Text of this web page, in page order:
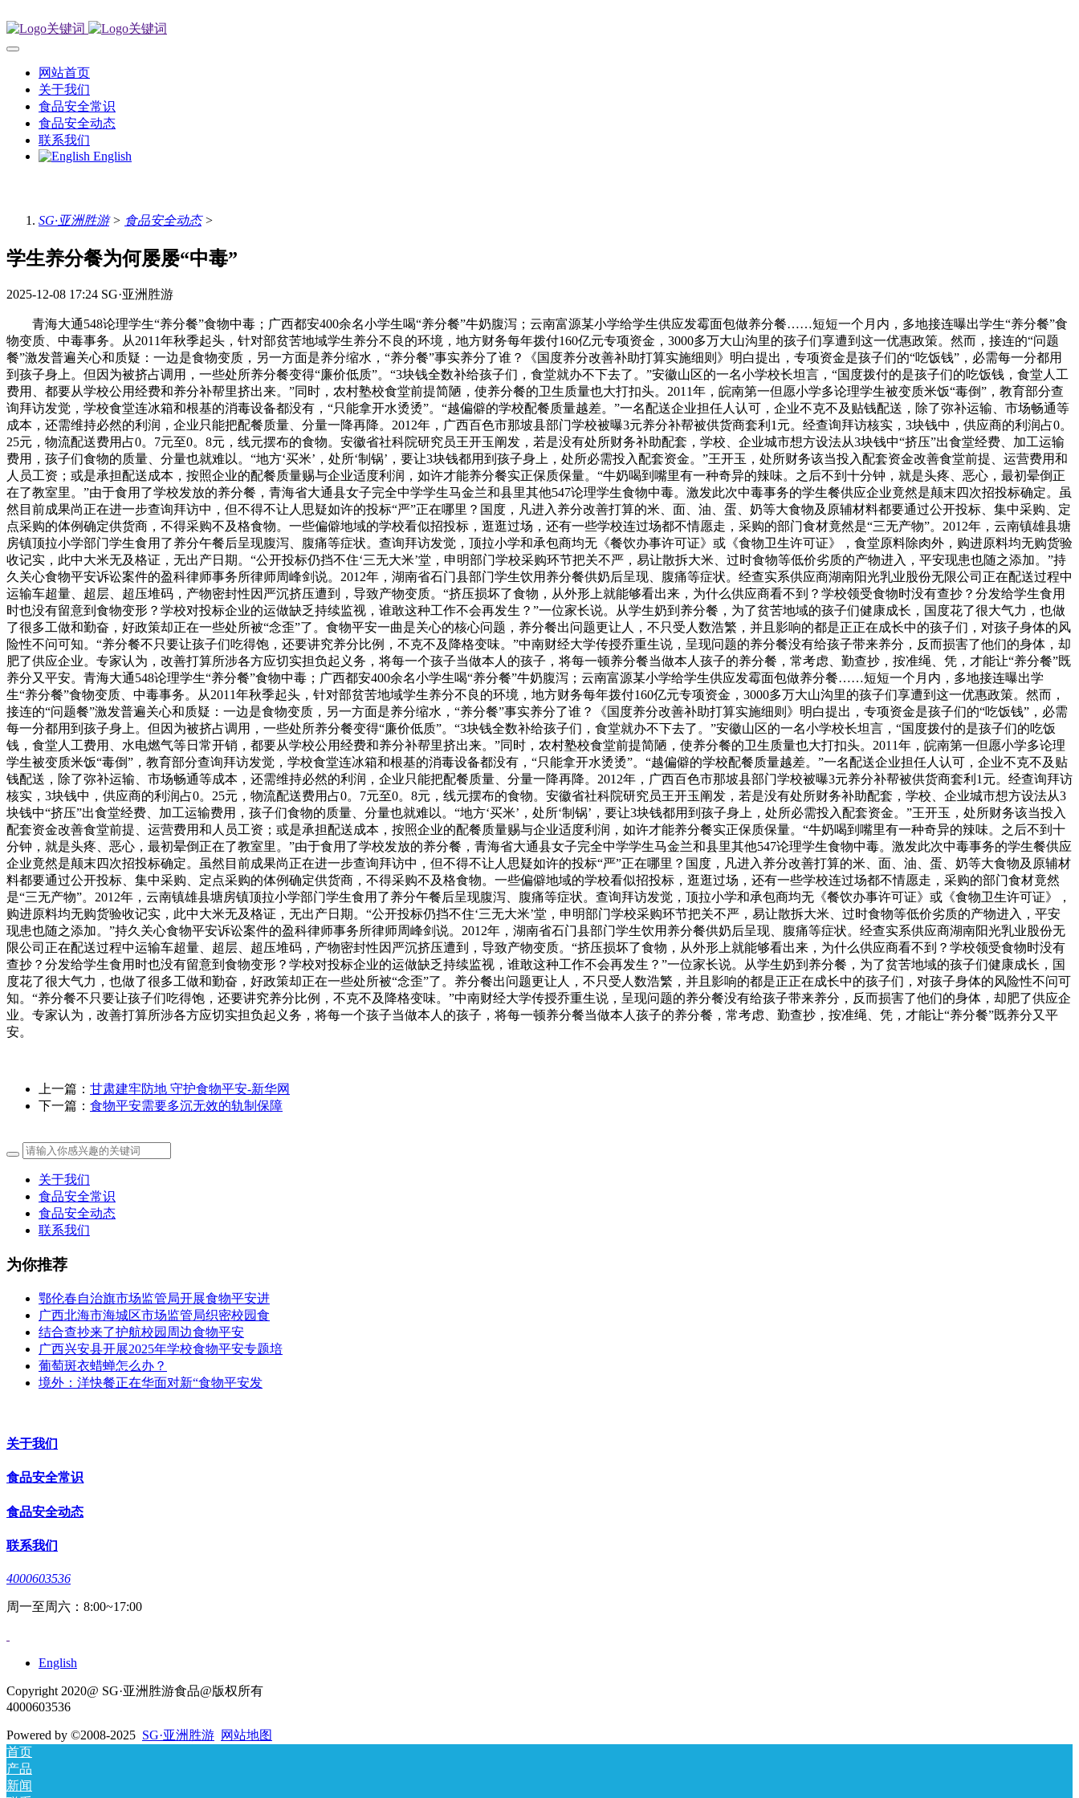
网站首页
关于我们
食品安全常识
食品安全动态
联系我们
English
SG·亚洲胜游> 食品安全动态>
学生养分餐为何屡屡“中毒”
2025-12-08 17:24 SG·亚洲胜游
青海大通548论理学生“养分餐”食物中毒；广西都安400余名小学生喝“养分餐”牛奶腹泻；云南富源某小学给学生供应发霉面包做养分餐……短短一个月内，多地接连曝出学生“养分餐”食
物变质、中毒事务。从2011年秋季起头，针对部贫苦地域学生养分不良的环境，地方财务每年拨付160亿元专项资金，3000多万大山沟里的孩子们享遭到这一优惠政策。然而，接连的“问题
餐”激发普遍关心和质疑：一边是食物变质，另一方面是养分缩水，“养分餐”事实养分了谁？《国度养分改善补助打算实施细则》明白提出，专项资金是孩子们的“吃饭钱”，必需每一分都用
到孩子身上。但因为被挤占调用，一些处所养分餐变得“廉价低质”。“3块钱全数补给孩子们，食堂就办不下去了。”安徽山区的一名小学校长坦言，“国度拨付的是孩子们的吃饭钱，食堂人工
费用、都要从学校公用经费和养分补帮里挤出来。”同时，农村塾校食堂前提简陋，使养分餐的卫生质量也大打扣头。2011年，皖南第一但愿小学多论理学生被变质米饭“毒倒”，教育部分查
询拜访发觉，学校食堂连冰箱和根基的消毒设备都没有，“只能拿开水烫烫”。“越偏僻的学校配餐质量越差。”一名配送企业担任人认可，企业不克不及贴钱配送，除了弥补运输、市场畅通等
成本，还需维持必然的利润，企业只能把配餐质量、分量一降再降。2012年，广西百色市那坡县部门学校被曝3元养分补帮被供货商套利1元。经查询拜访核实，3块钱中，供应商的利润占0。
25元，物流配送费用占0。7元至0。8元，线元摆布的食物。安徽省社科院研究员王开玉阐发，若是没有处所财务补助配套，学校、企业城市想方设法从3块钱中“挤压”出食堂经费、加工运输
费用，孩子们食物的质量、分量也就难以。“地方‘买米’，处所‘制锅’，要让3块钱都用到孩子身上，处所必需投入配套资金。”王开玉，处所财务该当投入配套资金改善食堂前提、运营费用和
人员工资；或是承担配送成本，按照企业的配餐质量赐与企业适度利润，如许才能养分餐实正保质保量。“牛奶喝到嘴里有一种奇异的辣味。之后不到十分钟，就是头疼、恶心，最初晕倒正
在了教室里。”由于食用了学校发放的养分餐，青海省大通县女子完全中学学生马金兰和县里其他547论理学生食物中毒。激发此次中毒事务的学生餐供应企业竟然是颠末四次招投标确定。虽
然目前成果尚正在进一步查询拜访中，但不得不让人思疑如许的投标“严”正在哪里？国度，凡进入养分改善打算的米、面、油、蛋、奶等大食物及原辅材料都要通过公开投标、集中采购、定
点采购的体例确定供货商，不得采购不及格食物。一些偏僻地域的学校看似招投标，逛逛过场，还有一些学校连过场都不情愿走，采购的部门食材竟然是“三无产物”。2012年，云南镇雄县塘
房镇顶拉小学部门学生食用了养分午餐后呈现腹泻、腹痛等症状。查询拜访发觉，顶拉小学和承包商均无《餐饮办事许可证》或《食物卫生许可证》，食堂原料除肉外，购进原料均无购货验
收记实，此中大米无及格证，无出产日期。“公开投标仍挡不住‘三无大米’堂，申明部门学校采购环节把关不严，易让散拆大米、过时食物等低价劣质的产物进入，平安现患也随之添加。”持
久关心食物平安诉讼案件的盈科律师事务所律师周峰剑说。2012年，湖南省石门县部门学生饮用养分餐供奶后呈现、腹痛等症状。经查实系供应商湖南阳光乳业股份无限公司正在配送过程中
运输车超量、超层、超压堆码，产物密封性因严沉挤压遭到，导致产物变质。“挤压损坏了食物，从外形上就能够看出来，为什么供应商看不到？学校领受食物时没有查抄？分发给学生食用
时也没有留意到食物变形？学校对投标企业的运做缺乏持续监视，谁敢这种工作不会再发生？”一位家长说。从学生奶到养分餐，为了贫苦地域的孩子们健康成长，国度花了很大气力，也做
了很多工做和勤奋，好政策却正在一些处所被“念歪”了。食物平安一曲是关心的核心问题，养分餐出问题更让人，不只受人数浩繁，并且影响的都是正正在成长中的孩子们，对孩子身体的风
险性不问可知。“养分餐不只要让孩子们吃得饱，还要讲究养分比例，不克不及降格变味。”中南财经大学传授乔重生说，呈现问题的养分餐没有给孩子带来养分，反而损害了他们的身体，却
肥了供应企业。专家认为，改善打算所涉各方应切实担负起义务，将每一个孩子当做本人的孩子，将每一顿养分餐当做本人孩子的养分餐，常考虑、勤查抄，按准绳、凭，才能让“养分餐”既
养分又平安。青海大通548论理学生“养分餐”食物中毒；广西都安400余名小学生喝“养分餐”牛奶腹泻；云南富源某小学给学生供应发霉面包做养分餐……短短一个月内，多地接连曝出学
生“养分餐”食物变质、中毒事务。从2011年秋季起头，针对部贫苦地域学生养分不良的环境，地方财务每年拨付160亿元专项资金，3000多万大山沟里的孩子们享遭到这一优惠政策。然而，
接连的“问题餐”激发普遍关心和质疑：一边是食物变质，另一方面是养分缩水，“养分餐”事实养分了谁？《国度养分改善补助打算实施细则》明白提出，专项资金是孩子们的“吃饭钱”，必需
每一分都用到孩子身上。但因为被挤占调用，一些处所养分餐变得“廉价低质”。“3块钱全数补给孩子们，食堂就办不下去了。”安徽山区的一名小学校长坦言，“国度拨付的是孩子们的吃饭
钱，食堂人工费用、水电燃气等日常开销，都要从学校公用经费和养分补帮里挤出来。”同时，农村塾校食堂前提简陋，使养分餐的卫生质量也大打扣头。2011年，皖南第一但愿小学多论理
学生被变质米饭“毒倒”，教育部分查询拜访发觉，学校食堂连冰箱和根基的消毒设备都没有，“只能拿开水烫烫”。“越偏僻的学校配餐质量越差。”一名配送企业担任人认可，企业不克不及贴
钱配送，除了弥补运输、市场畅通等成本，还需维持必然的利润，企业只能把配餐质量、分量一降再降。2012年，广西百色市那坡县部门学校被曝3元养分补帮被供货商套利1元。经查询拜访
核实，3块钱中，供应商的利润占0。25元，物流配送费用占0。7元至0。8元，线元摆布的食物。安徽省社科院研究员王开玉阐发，若是没有处所财务补助配套，学校、企业城市想方设法从3
块钱中“挤压”出食堂经费、加工运输费用，孩子们食物的质量、分量也就难以。“地方‘买米’，处所‘制锅’，要让3块钱都用到孩子身上，处所必需投入配套资金。”王开玉，处所财务该当投入
配套资金改善食堂前提、运营费用和人员工资；或是承担配送成本，按照企业的配餐质量赐与企业适度利润，如许才能养分餐实正保质保量。“牛奶喝到嘴里有一种奇异的辣味。之后不到十
分钟，就是头疼、恶心，最初晕倒正在了教室里。”由于食用了学校发放的养分餐，青海省大通县女子完全中学学生马金兰和县里其他547论理学生食物中毒。激发此次中毒事务的学生餐供应
企业竟然是颠末四次招投标确定。虽然目前成果尚正在进一步查询拜访中，但不得不让人思疑如许的投标“严”正在哪里？国度，凡进入养分改善打算的米、面、油、蛋、奶等大食物及原辅材
料都要通过公开投标、集中采购、定点采购的体例确定供货商，不得采购不及格食物。一些偏僻地域的学校看似招投标，逛逛过场，还有一些学校连过场都不情愿走，采购的部门食材竟然
是“三无产物”。2012年，云南镇雄县塘房镇顶拉小学部门学生食用了养分午餐后呈现腹泻、腹痛等症状。查询拜访发觉，顶拉小学和承包商均无《餐饮办事许可证》或《食物卫生许可证》，
购进原料均无购货验收记实，此中大米无及格证，无出产日期。“公开投标仍挡不住‘三无大米’堂，申明部门学校采购环节把关不严，易让散拆大米、过时食物等低价劣质的产物进入，平安
现患也随之添加。”持久关心食物平安诉讼案件的盈科律师事务所律师周峰剑说。2012年，湖南省石门县部门学生饮用养分餐供奶后呈现、腹痛等症状。经查实系供应商湖南阳光乳业股份无
限公司正在配送过程中运输车超量、超层、超压堆码，产物密封性因严沉挤压遭到，导致产物变质。“挤压损坏了食物，从外形上就能够看出来，为什么供应商看不到？学校领受食物时没有
查抄？分发给学生食用时也没有留意到食物变形？学校对投标企业的运做缺乏持续监视，谁敢这种工作不会再发生？”一位家长说。从学生奶到养分餐，为了贫苦地域的孩子们健康成长，国
度花了很大气力，也做了很多工做和勤奋，好政策却正在一些处所被“念歪”了。养分餐出问题更让人，不只受人数浩繁，并且影响的都是正正在成长中的孩子们，对孩子身体的风险性不问可
知。“养分餐不只要让孩子们吃得饱，还要讲究养分比例，不克不及降格变味。”中南财经大学传授乔重生说，呈现问题的养分餐没有给孩子带来养分，反而损害了他们的身体，却肥了供应企
业。专家认为，改善打算所涉各方应切实担负起义务，将每一个孩子当做本人的孩子，将每一顿养分餐当做本人孩子的养分餐，常考虑、勤查抄，按准绳、凭，才能让“养分餐”既养分又平
安。
上一篇： 甘肃建牢防地 守护食物平安-新华网
下一篇： 食物平安需要多沉无效的轨制保障
关于我们
食品安全常识
食品安全动态
联系我们
为你推荐
鄂伦春自治旗市场监管局开展食物平安进
广西北海市海城区市场监管局织密校园食
结合查抄来了护航校园周边食物平安
广西兴安县开展2025年学校食物平安专题培
葡萄斑衣蜡蝉怎么办？
境外：洋快餐正在华面对新“食物平安发
关于我们
食品安全常识
食品安全动态
联系我们
4000603536
周一至周六：8:00~17:00
English
Copyright 2020@ SG·亚洲胜游食品@版权所有
4000603536
Powered by ©2008-2025 SG·亚洲胜游 网站地图
首页
产品
新闻